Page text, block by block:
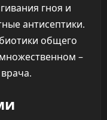
гноя и
антисептики.
общего
–